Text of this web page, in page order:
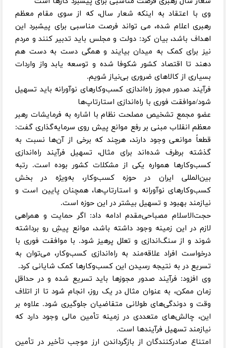
وی با اعتقاد به اینکه شعار سال، که از سوی مقام معظم
رهبری اعلام شده، می تواند فرصت مناسبی برای پیشبرد این
اهداف باشد، بیان کرد: دولت و مجلس باید تدبیر کنند و مردم
نیز برای کمک به میدان بیایند و همگی دست به دست هم
دهند تا اقتصاد کشور شکوفا شده و توسعه یابد واز واردات
بسیاری از کالاهای ضروری بی‌نیاز شویم.
فرآیند صدور مجوز راه‌اندازی کسب‌وکارهای نوآورانه باید تسهیل
شود/موافقت فوری با راه‌اندازی‌ استارتاپ‌ها
عضو مجمع تشخیص مصلحت نظام با اشاره به فرمایشات رهبر
معظم انقلاب مبنی بر رفع موانع ‌پیش روی سرمایه‌گذاری گفت:
قطعاً موانعی وجود دارند، هرچند که برخی از آن‌ها نسبت به
گذشته برطرف شده‌اند برای مثال، تسهیل فرآیند راه‌اندازی
کسب‌وکارها همواره یکی از مشکلات کشور بوده است. رتبه
بین‌المللی ایران در حوزه کسب‌وکار، به‌ویژه در بخش
کسب‌وکارهای نوآورانه و استارتاپ‌ها، همچنان پایین است و
نیازمند بهبود و تسهیل بیشتر در این حوزه است.
حجت‌الاسلام مصباحی‌مقدم ادامه داد: اگر حمایت و همراهی
لازم در این زمینه وجود داشته باشد، موانع پیشِ رو برداشته
شوند و از سنگ‌اندازی و تعلل پرهیز شود. با موافقت فوری با
درخواست افراد علاقه‌مند به راه‌اندازی کسب‌وکار، می‌توان به
تسریع در به نتیجه رسیدن این کسب‌وکارها کمک شایانی کرد.
وی افزود: فرآیند صدور مجوزها باید تسریع شده و در حداقل
زمان ممکن، به عنوان مثال در یک روز، انجام شود تا از اتلاف
وقت و دوندگی‌های طولانی متقاضیان جلوگیری شود. علاوه بر
این، چالش‌های متعددی در زمینه تأمین مالی وجود دارد که
نیازمند تسهیل فرآیندها است.
امتناع صادرکنندگان از بازگرداندن ارز موجب تأخیر در تأمین